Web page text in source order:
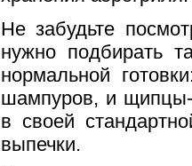
Не забудьте
нужно подбирать
нормальной
шампуров, и
в своей
выпечки.